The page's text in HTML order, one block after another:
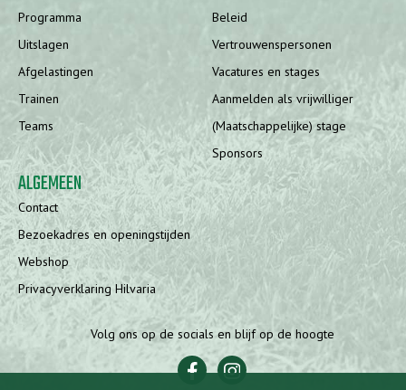
Programma
Uitslagen
Afgelastingen
Trainen
Teams
Beleid
Vertrouwenspersonen
Vacatures en stages
Aanmelden als vrijwilliger
(Maatschappelijke) stage
Sponsors
ALGEMEEN
Contact
Bezoekadres en openingstijden
Webshop
Privacyverklaring Hilvaria
Volg ons op de socials en blijf op de hoogte